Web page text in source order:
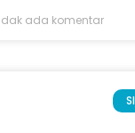
ada komentar